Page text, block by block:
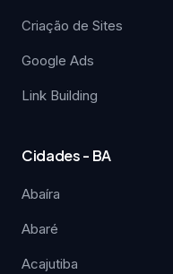
Criação de Sites
Google Ads
Link Building
Cidades - BA
Abaíra
Abaré
Acajutiba